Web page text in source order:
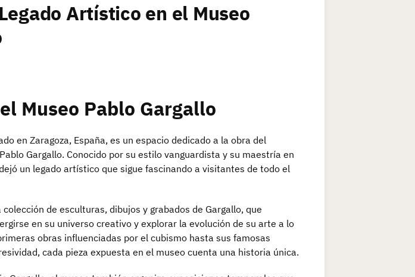
Artístico en el Museo
Museo Pablo Gargallo
en Zaragoza, España, es un espacio dedicado a la obra del
Gargallo. Conocido por su estilo vanguardista y su maestría en
un legado artístico que sigue fascinando a visitantes de todo el
de esculturas, dibujos y grabados de Gargallo, que
en su universo creativo y explorar la evolución de su arte a lo
obras influenciadas por el cubismo hasta sus famosas
cada pieza expuesta en el museo cuenta una historia única.